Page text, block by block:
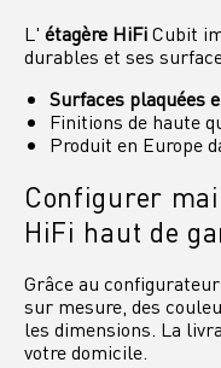
L' étagère HiFiCubit
durables et ses
Surfaces plaquées
Finitions de haute
Produit en Europe
Configurer
HiFi haut de
Grâce au
sur mesure, des
les dimensions. La
votre domicile.